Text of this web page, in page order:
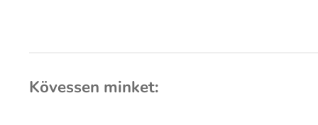
Kövessen minket: